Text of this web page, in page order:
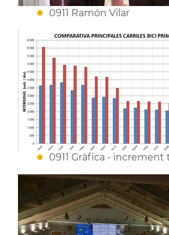
0911 Ramón Vilar
0911 Gràfica - increment